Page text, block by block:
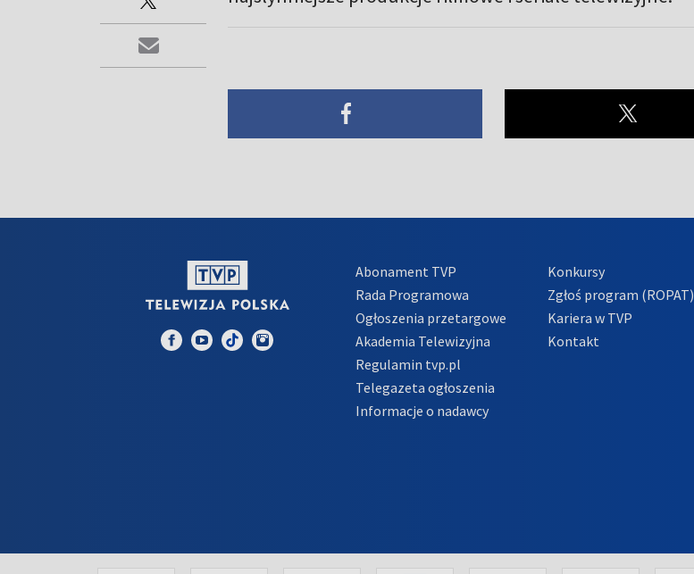
Abonament TVP
Rada Programowa
Ogłoszenia przetargowe
Akademia Telewizyjna
Regulamin tvp.pl
Telegazeta ogłoszenia
Informacje o nadawcy
Konkursy
Zgłoś program (ROPAT)
Kariera w TVP
Kontakt